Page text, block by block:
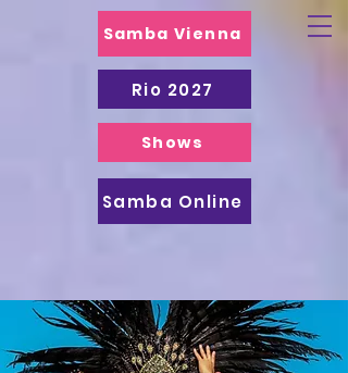
Samba Vienna
Samba Online
Shows
Rio 2027